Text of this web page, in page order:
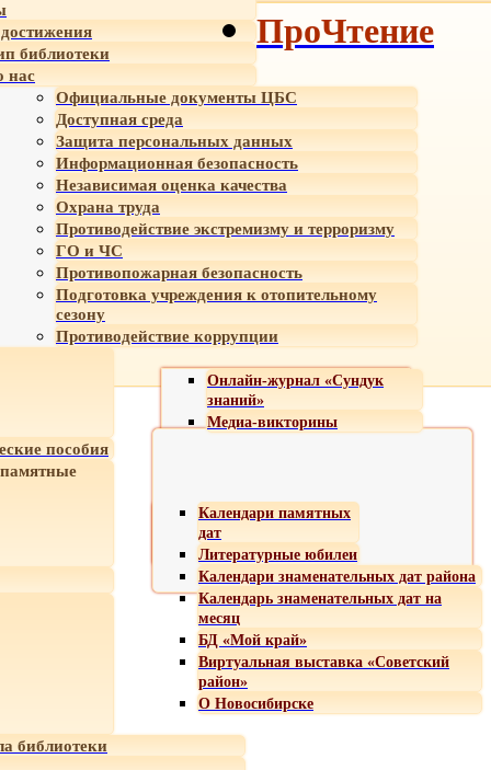
библиотеки
нас
Официальные документы ЦБС
Доступная среда
Защита персональных данных
Информационная безопасность
Независимая оценка качества
Охрана труда
Противодействие экстремизму и терроризму
ГО и ЧС
Противопожарная безопасность
Подготовка учреждения к отопительному
сезону
Противодействие коррупции
Онлайн-журнал «Сундук
знаний»
Медиа-викторины
пособия
Календари памятных
дат
Литературные юбилеи
Календари знаменательных дат района
Календарь знаменательных дат на
месяц
БД «Мой край»
Виртуальная выставка «Советский
район»
О Новосибирске
библиотеки
ПроЧтение